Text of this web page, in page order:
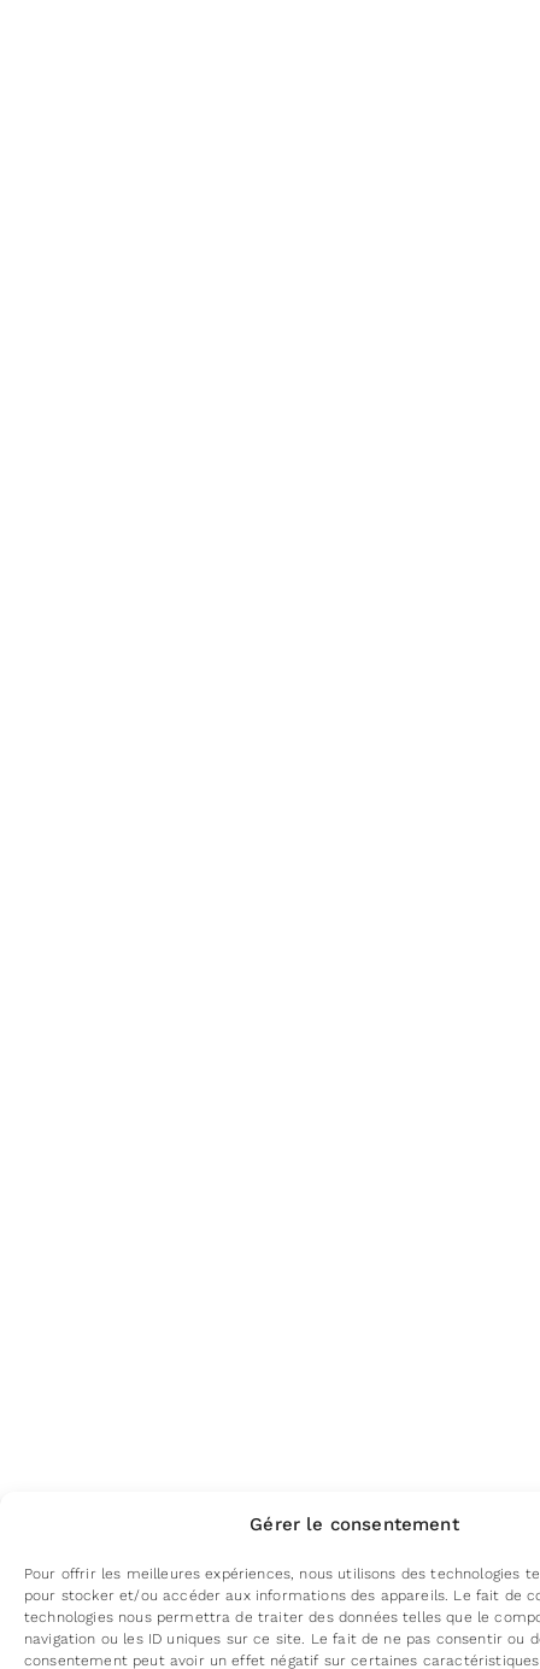
Gérer le consentement
Pour offrir les meilleures expériences, nous utilisons des technologies
pour stocker et/ou accéder aux informations des appareils. Le fait de
technologies nous permettra de traiter des données telles que le
navigation ou les ID uniques sur ce site. Le fait de ne pas consentir ou
consentement peut avoir un effet négatif sur certaines